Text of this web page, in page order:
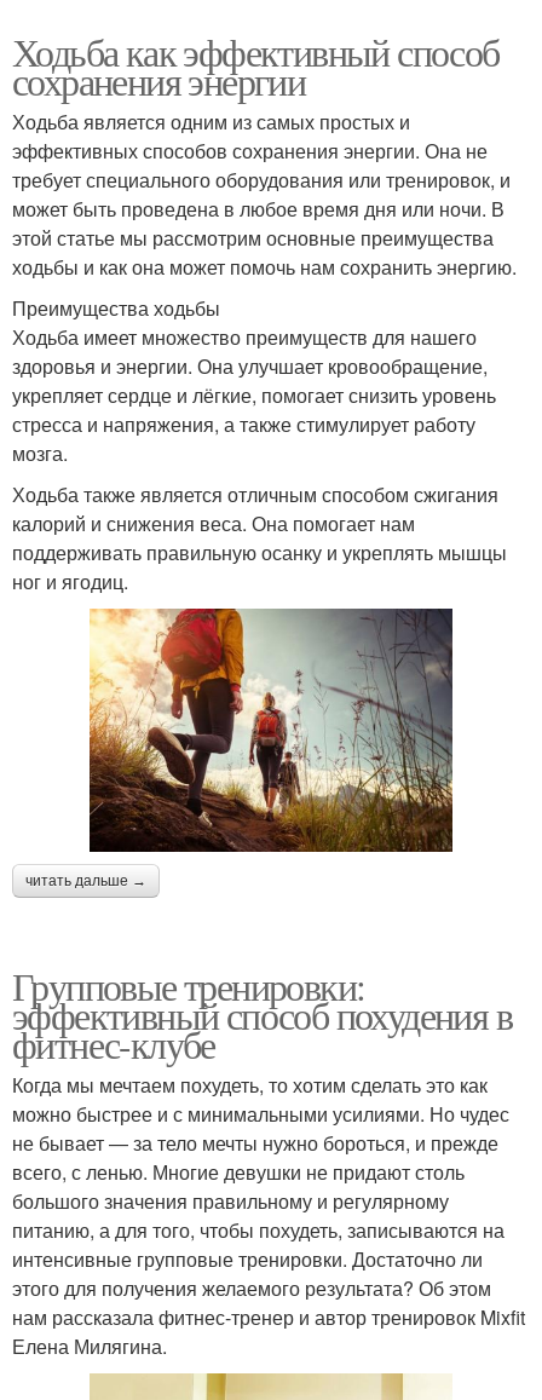
Ходьба как эффективный способ
сохранения энергии
Ходьба является одним из самых простых и
эффективных способов сохранения энергии. Она не
требует специального оборудования или тренировок, и
может быть проведена в любое время дня или ночи. В
этой статье мы рассмотрим основные преимущества
ходьбы и как она может помочь нам сохранить энергию.
Преимущества ходьбы
Ходьба имеет множество преимуществ для нашего
здоровья и энергии. Она улучшает кровообращение,
укрепляет сердце и лёгкие, помогает снизить уровень
стресса и напряжения, а также стимулирует работу
мозга.
Ходьба также является отличным способом сжигания
калорий и снижения веса. Она помогает нам
поддерживать правильную осанку и укреплять мышцы
ног и ягодиц.
читать дальше →
Групповые тренировки:
эффективный способ похудения в
фитнес-клубе
Когда мы мечтаем похудеть, то хотим сделать это как
можно быстрее и с минимальными усилиями. Но чудес
не бывает — за тело мечты нужно бороться, и прежде
всего, с ленью. Многие девушки не придают столь
большого значения правильному и регулярному
питанию, а для того, чтобы похудеть, записываются на
интенсивные групповые тренировки. Достаточно ли
этого для получения желаемого результата? Об этом
нам рассказала фитнес-тренер и автор тренировок Mixfit
Елена Милягина.